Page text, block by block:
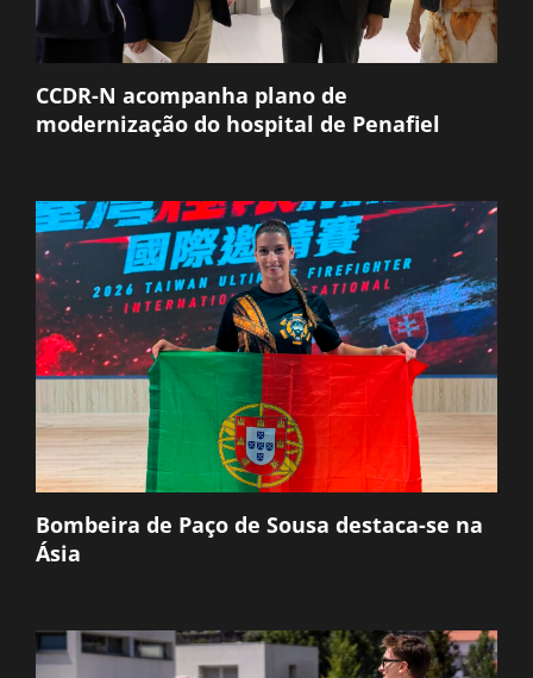
CCDR-N acompanha plano de
modernização do hospital de Penafiel
Bombeira de Paço de Sousa destaca-se na
Ásia